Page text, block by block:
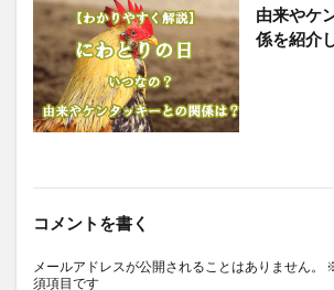
由来やケ
係を紹介
コメントを書く
メールアドレスが公開されることはありません。
須項目です